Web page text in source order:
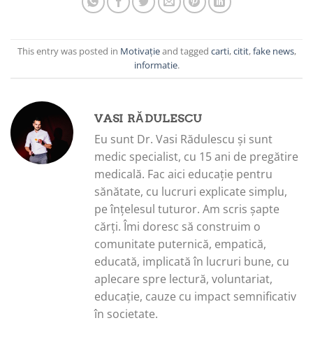
This entry was posted in Motivațieand tagged carti,citit,fake news,
informatie.
VASI RĂDULESCU
Eu sunt Dr. Vasi Rădulescu și sunt
medic specialist, cu 15 ani de pregătire
medicală. Fac aici educație pentru
sănătate, cu lucruri explicate simplu,
pe înțelesul tuturor. Am scris șapte
cărți. Îmi doresc să construim o
comunitate puternică, empatică,
educată, implicată în lucruri bune, cu
aplecare spre lectură, voluntariat,
educație, cauze cu impact semnificativ
în societate.